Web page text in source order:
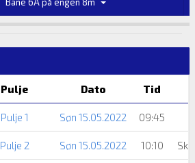
Pulje Dato Tid
Pulje 1 Søn 15.05.2022 09:45
Pulje 2 Søn 15.05.2022 10:10